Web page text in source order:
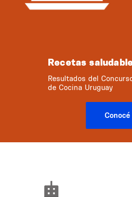
Recetas
Resultados del
de Cocina Uruguay